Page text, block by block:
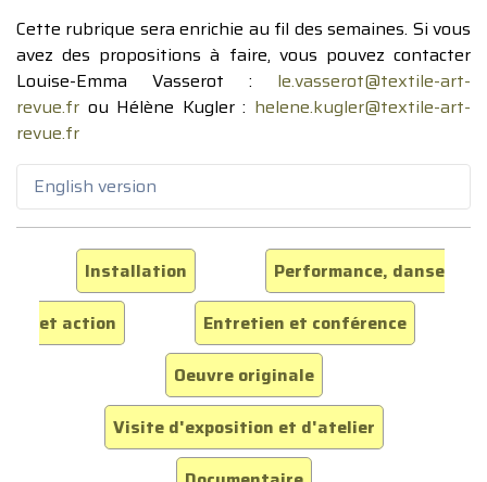
Cette rubrique sera enrichie au fil des semaines. Si vous
avez des propositions à faire, vous pouvez contacter
Louise-Emma Vasserot : le.vasserot@textile-art-
revue.fr ou Hélène Kugler : helene.kugler@textile-art-
revue.fr
English version
Installation
Performance, danse
et action
Entretien et conférence
Oeuvre originale
Visite d'exposition et d'atelier